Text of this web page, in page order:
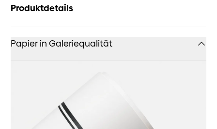
Produktdetails
Papier in Galeriequalität